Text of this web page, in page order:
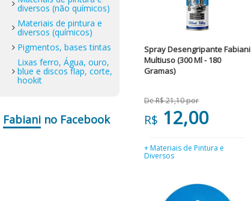
diversos (não químicos)
Materiais de pintura e
diversos (químicos)
Pigmentos, bases tintas
Lixas ferro, Água, ouro,
blue e discos flap, corte,
hookit
Fabiani no Facebook
Spray Desengripante Fabiani
Multiuso (300 Ml - 180
Gramas)
De R$ 21,10 por
R$ 12,00
+ Materiais de Pintura e
Diversos